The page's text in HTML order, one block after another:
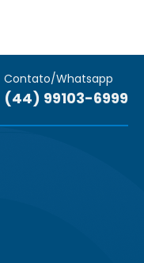
Contato/Whatsapp
(44) 99103-6999